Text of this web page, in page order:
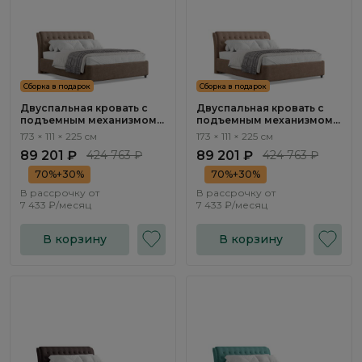
Сборка в подарок
Двуспальная кровать с
подъемным механизмом
Флорина / Florina
173 × 111 × 225 см
89 201 ₽ 424 763 ₽
70%+30%
В рассрочку от
7 433 ₽/месяц
В корзину
Сборка в подарок
Двуспальная кровать с
подъемным механизмом
Флорина / Florina NK313.18
173 × 111 × 225 см
89 201 ₽ 424 763 ₽
70%+30%
В рассрочку от
7 433 ₽/месяц
В корзину